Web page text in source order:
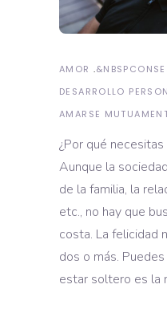
AMOR &NBSP
DESARROLLO
AMARSE
¿Por qué
Aunque la
de la familia, la
etc., no hay que
costa. La felicidad
dos o más.
estar soltero es la